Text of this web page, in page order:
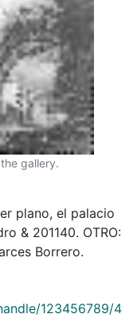
gallery.
plano, el palacio
& 201140. OTRO:
Borrero.
123456789/4